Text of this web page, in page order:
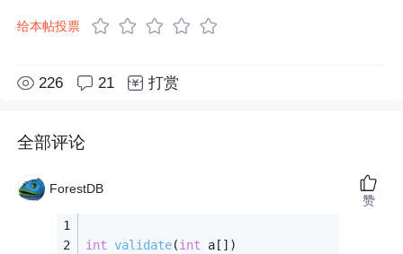
给本帖投票
226 21 打赏
全部评论
ForestDB
int validate(int a[])
赞